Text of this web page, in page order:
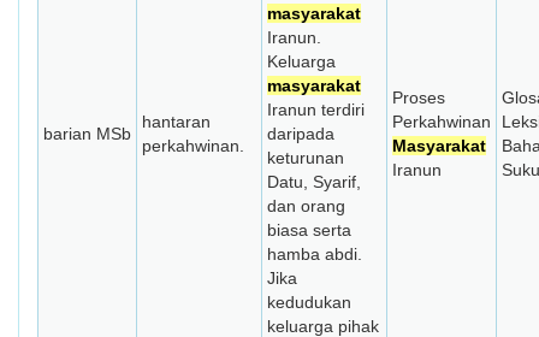
barian MSb
hantaran
perkahwinan.
masyarakat
Iranun.
Keluarga
masyarakat
Iranun terdiri
daripada
keturunan
Datu, Syarif,
dan orang
biasa serta
hamba abdi.
Jika
kedudukan
keluarga pihak
Proses
Perkahwinan
Masyarakat
Iranun